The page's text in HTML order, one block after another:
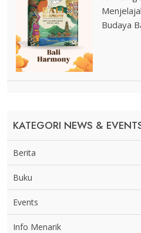
Budaya
KATEGORI NEWS &
Berita
Buku
Events
Info Menarik